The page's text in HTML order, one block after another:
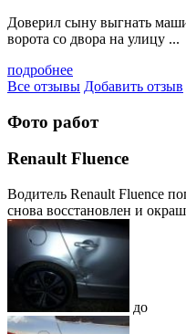
Доверил сыну выгнать
ворота со двора на улицу ...
подробнее
Все отзывы Добавить отзыв
Фото работ
Renault Fluence
Водитель Renault Fluence
снова восстановлен и
до